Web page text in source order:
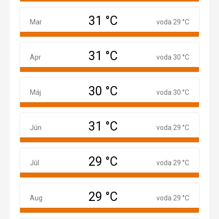
Marec
Mar 31 °C voda 29 °C
Apríl
Apr 31 °C voda 30 °C
Máj
Máj 30 °C voda 30 °C
Jún
Jún 31 °C voda 29 °C
Júl
Júl 29 °C voda 29 °C
August
Aug 29 °C voda 29 °C